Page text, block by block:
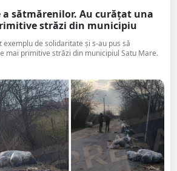
a sătmărenilor. Au curățat una
străzi din municipiu
de solidaritate și s-au pus să
mai primitive străzi din municipiul Satu Mare.